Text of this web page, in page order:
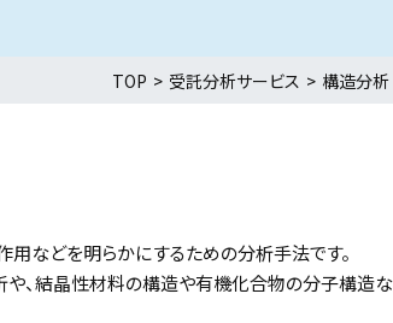
TOP 受託分析サービス 構造分析
などを明らかにするための分析手法です。
、結晶性材料の構造や有機化合物の分子構造な